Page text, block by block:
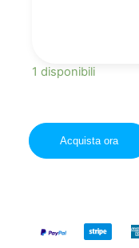
1 disponibili
Acquista ora